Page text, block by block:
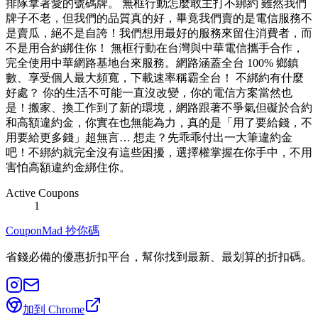
排隊拿著愛的號碼牌。 無框行動怎麼敢主打不綁約 雖然我們
牌子不老，但我們的品質真的好，畢竟我們賣的是電信服務不
是賣瓜，絕不是自誇！我們想用最好的服務來留住消費者，而
不是用合約綁住你！ 無框行動在台灣與中華電信攜手合作，
完全使用中華網路基地台來服務。網路涵蓋全台 100% 鄉鎮
數、享受個人最大頻寬，下載速率稱霸全台！ 不綁約有什麼
好處？ 你的生活不可能一直沒改變，你的電信方案當然也
是！搬家、換工作到了新的環境，網路跟著不爭氣但礙於合約
和高額違約金，你實在也無能為力，真的是「用了要給錢，不
用要給更多錢」超無言… 想走？先乖乖付出一大筆違約金
吧！不綁約就完全沒有這些困擾，選擇權掌握在你手中，不用
害怕高額違約金綁住你。
Active Coupons
1
CouponMad 抄你碼
省錢必備的優惠折扣平台，幫你找到最新、最划算的折扣碼。
加到 Chrome